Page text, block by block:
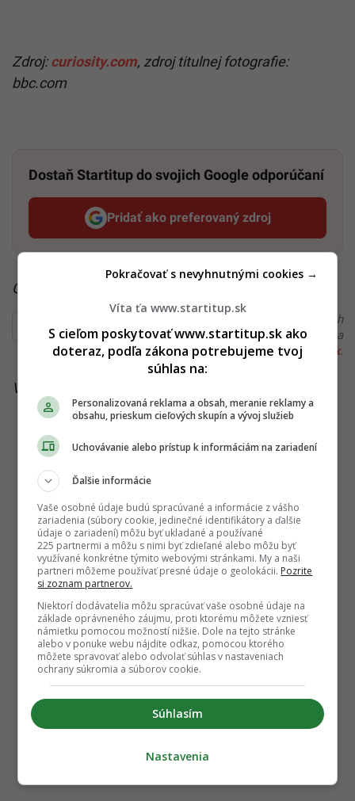
Zdroj:curiosity.com, zdroj titulnej fotografie:
bbc.com
Dostaň Startitup do svojich Google odporúčaní
Pridať ako preferovaný zdroj
Startitup, odkaz sa otvorí v
Čítaj viac z kategórie:
Ďakujeme, že čítaš Startitup. V prípade, že máš postreh
alebo si našiel v článku chybu, napíš nám na
redakcia@startitup.sk.
Viac k téme:
Víta ťa www.startitup.sk
S cieľom poskytovať www.startitup.sk ako
doteraz, podľa zákona potrebujeme tvoj
súhlas na:
Personalizovaná reklama a obsah, meranie reklamy a
obsahu, prieskum cieľových skupín a vývoj služieb
Uchovávanie alebo prístup k informáciám na zariadení
Ďalšie informácie
Vaše osobné údaje budú spracúvané a informácie z vášho
zariadenia (súbory cookie, jedinečné identifikátory a ďalšie
údaje o zariadení) môžu byť ukladané a používané
225 partnermi a môžu s nimi byť zdieľané alebo môžu byť
využívané konkrétne týmito webovými stránkami. My a naši
partneri môžeme používať presné údaje o geolokácii. Pozrite
si zoznam partnerov.
Niektorí dodávatelia môžu spracúvať vaše osobné údaje na
základe oprávneného záujmu, proti ktorému môžete vzniesť
námietku pomocou možností nižšie. Dole na tejto stránke
alebo v ponuke webu nájdite odkaz, pomocou ktorého
môžete spravovať alebo odvolať súhlas v nastaveniach
ochrany súkromia a súborov cookie.
Súhlasím
Pokračovať s nevyhnutnými cookies →
Nastavenia